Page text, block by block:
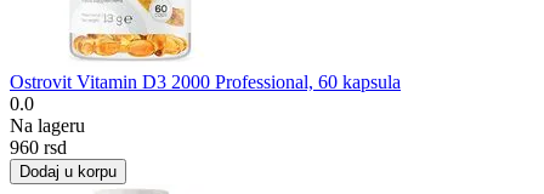
Ostrovit Vitamin D3 2000 Professional, 60 kapsula
0.0
Na lageru
‍960‍ rsd
Dodaj u korpu